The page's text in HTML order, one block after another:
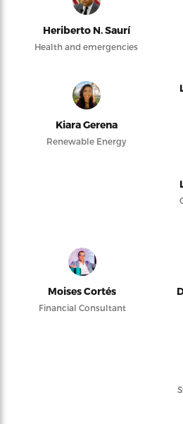
Heriberto N. Saurí
Health and emergencies
Kiara Gerena
Renewable Energy
Moises Cortés
Financial Consultant